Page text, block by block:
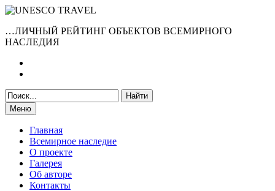
…ЛИЧНЫЙ РЕЙТИНГ ОБЪЕКТОВ ВСЕМИРНОГО
НАСЛЕДИЯ
Меню
Главная
Всемирное наследие
О проекте
Галерея
Об авторе
Контакты